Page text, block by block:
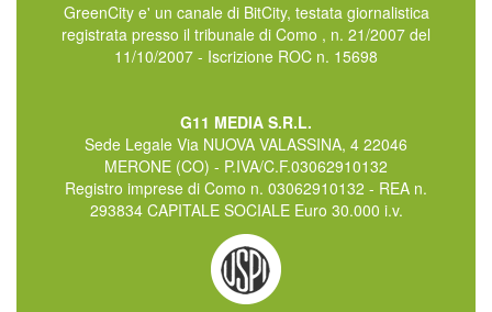
GreenCity e' un canale di BitCity, testata giornalistica
registrata presso il tribunale di Como , n. 21/2007 del
11/10/2007 - Iscrizione ROC n. 15698
G11 MEDIA S.R.L.
Sede Legale Via NUOVA VALASSINA, 4 22046
MERONE (CO) - P.IVA/C.F.03062910132
Registro imprese di Como n. 03062910132 - REA n.
293834 CAPITALE SOCIALE Euro 30.000 i.v.